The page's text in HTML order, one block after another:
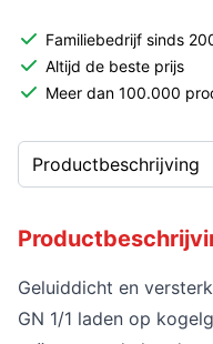
Familiebedrijf sinds
Altijd de beste prijs
Meer dan 100.000
Geluiddicht en
GN 1/1 laden op